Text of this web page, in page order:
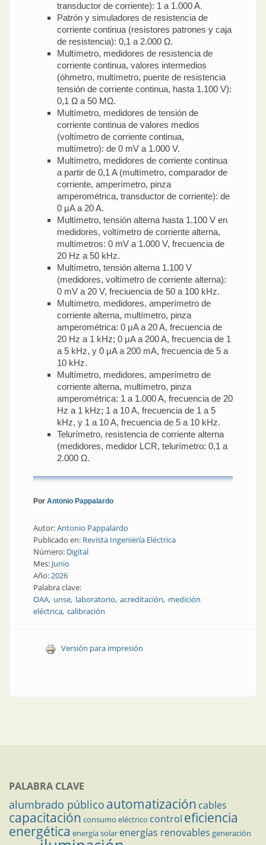
transductor de corriente): 1 a 1.000 A.
Patrón y simuladores de resistencia de
corriente continua (resistores patrones y caja
de resistencia): 0,1 a 2.000 Ω.
Multímetro, medidores de resistencia de
corriente continua, valores intermedios
(óhmetro, multímetro, puente de resistencia
tensión de corriente continua, hasta 1.100 V):
0,1 Ω a 50 MΩ.
Multímetro, medidores de tensión de
corriente continua de valores medios
(voltímetro de corriente continua,
multímetro): de 0 mV a 1.000 V.
Multímetro, medidores de corriente continua
a partir de 0,1 A (multímetro, comparador de
corriente, amperímetro, pinza
amperométrica, transductor de corriente): de
0 μA a 20 A.
Multímetro, tensión alterna hasta 1.100 V en
medidores, voltímetro de corriente alterna,
multímetros: 0 mV a 1.000 V, frecuencia de
20 Hz a 50 kHz.
Multímetro, tensión alterna 1.100 V
(medidores, voltímetro de corriente alterna):
0 mV a 20 V, freciuencia de 50 a 100 kHz.
Multímetro, medidores, amperímetro de
corriente alterna, multímetro, pinza
amperométrica: 0 μA a 20 A, frecuencia de
20 Hz a 1 kHz; 0 μA a 200 A, frecuencia de 1
a 5 kHz, y 0 μA a 200 mA, frecuencia de 5 a
10 kHz.
Multímetro, medidores, amperímetro de
corriente alterna, multímetro, pinza
amperométrica: 1 a 1.000 A, frecuencia de 20
Hz a 1 kHz; 1 a 10 A, frecuencia de 1 a 5
kHz, y 1 a 10 A, frecuencia de 5 a 10 kHz.
Telurímetro, resistencia de corriente alterna
(medidores, medidor LCR, telurímetro: 0,1 a
2.000 Ω.
Por Antonio Pappalardo
Autor:Antonio Pappalardo
Publicado en: Revista Ingeniería Eléctrica
Número: Digital
Mes: Junio
Año:2026
Palabra clave:
OAA unse laboratorio acreditación medición
eléctrica calibración
Versión para impresión
PALABRA CLAVE
alumbrado público automatización cables
capacitación consumo eléctrico control eficiencia
energética energía solar energías renovables generación